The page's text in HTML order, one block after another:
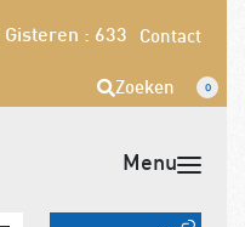
Gisteren : 633 Contact
Zoeken 0